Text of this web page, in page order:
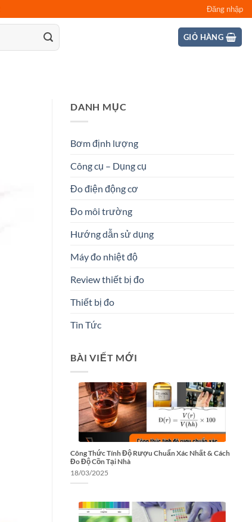
Đăng nhập
GIỎ HÀNG
DANH MỤC
Bơm định lượng
Công cụ – Dụng cụ
Đo điện động cơ
Đo môi trường
Hướng dẫn sử dụng
Máy đo nhiệt độ
Review thiết bị đo
Thiết bị đo
Tin Tức
BÀI VIẾT MỚI
Công Thức Tính Độ Rượu Chuẩn Xác Nhất & Cách
Đo Độ Cồn Tại Nhà
18/03/2025